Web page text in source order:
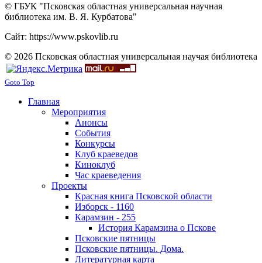
© ГБУК "Псковская областная универсальная научная
библиотека им. В. Я. Курбатова"
Сайт: https://www.pskovlib.ru
© 2026 Псковская областная универсальная научая библиотека
Goto Top
Главная
Мероприятия
Анонсы
События
Конкурсы
Клуб краеведов
Киноклуб
Час краеведения
Проекты
Красная книга Псковской области
Изборск - 1160
Карамзин - 255
История Карамзина о Пскове
Псковские пятницы
Псковские пятницы. Дома.
Литературная карта